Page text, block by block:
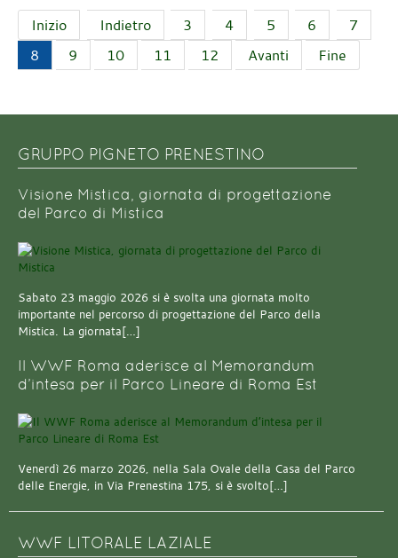
Inizio Indietro 3 4 5 6
7
8
9 10 11 12 Avanti Fine
GRUPPO PIGNETO PRENESTINO
Visione Mistica, giornata di progettazione
del Parco di Mistica
Sabato 23 maggio 2026 si è svolta una giornata molto
importante nel percorso di progettazione del Parco della
Mistica. La giornata[…]
Il WWF Roma aderisce al Memorandum
d’intesa per il Parco Lineare di Roma Est
Venerdì 26 marzo 2026, nella Sala Ovale della Casa del Parco
delle Energie, in Via Prenestina 175, si è svolto[…]
WWF LITORALE LAZIALE